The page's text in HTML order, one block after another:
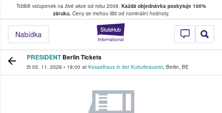
Tržiště vstupenek na živé akce od roku 2009. Každá objednávka poskytuje 100%
záruku.Ceny se mohou lišit od nominální hodnoty.
StubHub –
Nabídka
kde fanoušci kupují a prodávají vstupenky
PRESIDENTBerlin Tickets
čt 05. 11. 2026 • 19:00 at Kesselhaus in der Kulturbrauerei, Berlin, BE